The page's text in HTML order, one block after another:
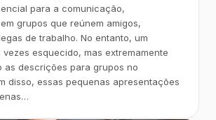
para a comunicação,
grupos que reúnem amigos,
de trabalho. No entanto, um
vezes esquecido, mas extremamente
as descrições para grupos no
disso, essas pequenas apresentações